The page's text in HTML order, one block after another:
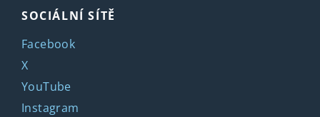
SOCIÁLNÍ SÍTĚ
Facebook
X
YouTube
Instagram